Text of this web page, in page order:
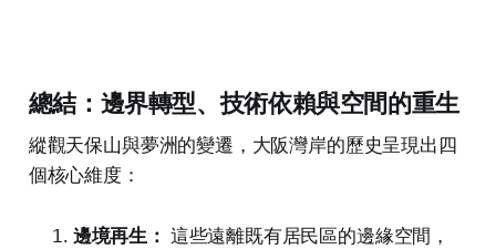
總結：邊界轉型、技術依賴與空間的重生
縱觀天保山與夢洲的變遷，大阪灣岸的歷史呈現出四
個核心維度：
邊境再生： 這些遠離既有居民區的邊緣空間，